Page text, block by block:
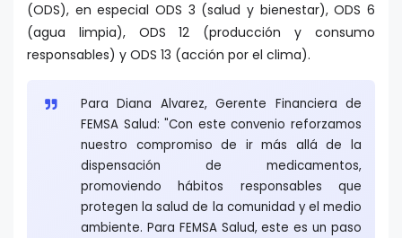
(ODS), en especial ODS 3 (salud y bienestar), ODS 6
(agua limpia), ODS 12 (producción y consumo
responsables) y ODS 13 (acción por el clima).
Para Diana Alvarez, Gerente Financiera de
FEMSA Salud: "Con este convenio reforzamos
nuestro compromiso de ir más allá de la
dispensación de medicamentos,
promoviendo hábitos responsables que
protegen la salud de la comunidad y el medio
ambiente. Para FEMSA Salud, este es un paso